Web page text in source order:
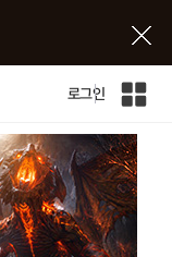
로그인
인
전
체
사
이
트
맵